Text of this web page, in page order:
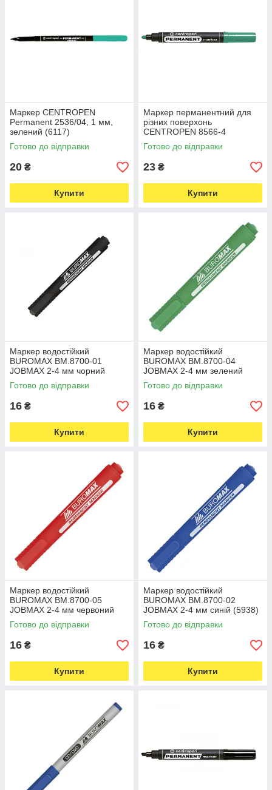
Маркер CENTROPEN
Permanent 2536/04, 1 мм,
зелений (6117)
Готово до відправки
20 ₴
Купити
Маркер перманентний для
різних поверхонь
CENTROPEN 8566-4
товщина 2,5 мм зелений
(594)
Готово до відправки
23 ₴
Купити
Маркер водостійкий
BUROMAX BM.8700-01
JOBMAX 2-4 мм чорний
(5937)
Готово до відправки
16 ₴
Купити
Маркер водостійкий
BUROMAX BM.8700-04
JOBMAX 2-4 мм зелений
(6219)
Готово до відправки
16 ₴
Купити
Маркер водостійкий
BUROMAX BM.8700-05
JOBMAX 2-4 мм червоний
(6163)
Готово до відправки
16 ₴
Купити
Маркер водостійкий
BUROMAX BM.8700-02
JOBMAX 2-4 мм синій (5938)
Готово до відправки
16 ₴
Купити